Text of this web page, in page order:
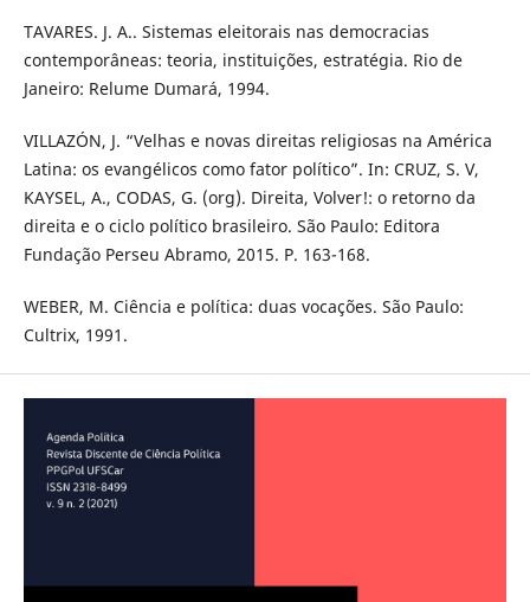
TAVARES. J. A.. Sistemas eleitorais nas democracias
contemporâneas: teoria, instituições, estratégia. Rio de
Janeiro: Relume Dumará, 1994.
VILLAZÓN, J. “Velhas e novas direitas religiosas na América
Latina: os evangélicos como fator político”. In: CRUZ, S. V,
KAYSEL, A., CODAS, G. (org). Direita, Volver!: o retorno da
direita e o ciclo político brasileiro. São Paulo: Editora
Fundação Perseu Abramo, 2015. P. 163-168.
WEBER, M. Ciência e política: duas vocações. São Paulo:
Cultrix, 1991.